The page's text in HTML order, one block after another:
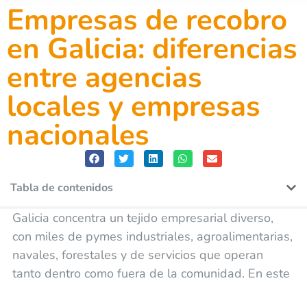
Empresas de recobro
en Galicia: diferencias
entre agencias
locales y empresas
nacionales
Tabla de contenidos
Galicia concentra un tejido empresarial diverso,
con miles de pymes industriales, agroalimentarias,
navales, forestales y de servicios que operan
tanto dentro como fuera de la comunidad. En este